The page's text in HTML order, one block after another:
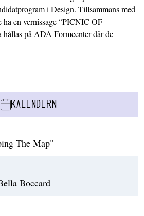
i Design. Tillsammans med
ha en vernissage “PICNIC OF
på ADA Formcenter där de
KALENDERN
The Map"
Boccard